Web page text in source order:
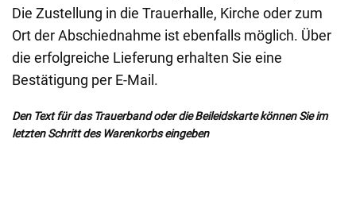
Die Zustellung in die Trauerhalle, Kirche oder zum
Ort der Abschiednahme ist ebenfalls möglich. Über
die erfolgreiche Lieferung erhalten Sie eine
Bestätigung per E-Mail.
Den Text für das Trauerband oder die Beileidskarte können Sie im
letzten Schritt des Warenkorbs eingeben